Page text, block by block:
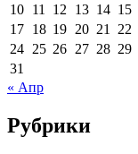
10 11 12 13 14 15
17 18 19 20 21 22
24 25 26 27 28 29
31
« Апр
Рубрики